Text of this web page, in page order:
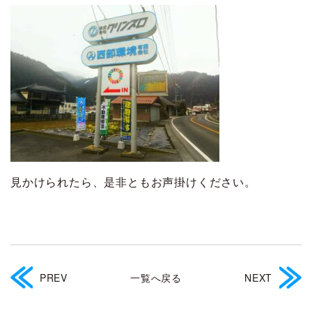
見かけられたら、是非ともお声掛けください。
PREV 一覧へ戻る NEXT